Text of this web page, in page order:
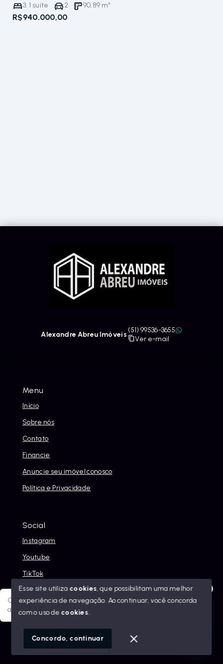
3, 1 suíte 2 90,89 m²
R$940.000,00
Olá! Sua jornada ao novo imóvel começa aqui. Como posso
ajudar?
Menu
Início
Sobre nós
Contato
Financie
Anuncie seu imóvel conosco
Política e Privacidade
Social
Instagram
Youtube
TikTok
© Copyright 2026 - Alexandre Abreu Imóveis - Todos os
SITE PARA IMOBILIARIA
Alexandre Abreu Imóveis
(51) 99536-3655
Ver e-mail
Esse site utiliza cookies, que possibilitam uma melhor
experiência de navegação.Ao continuar, você concorda
com o uso de cookies.
Concordo, continuar